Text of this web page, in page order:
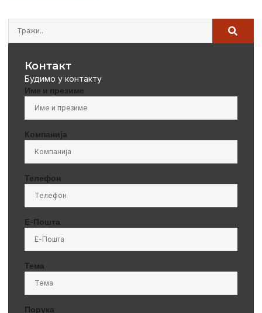
Контакт
Будимо у контакту
Име и презиме
Компанија
Телефон
Е-Пошта
Тема
Порука